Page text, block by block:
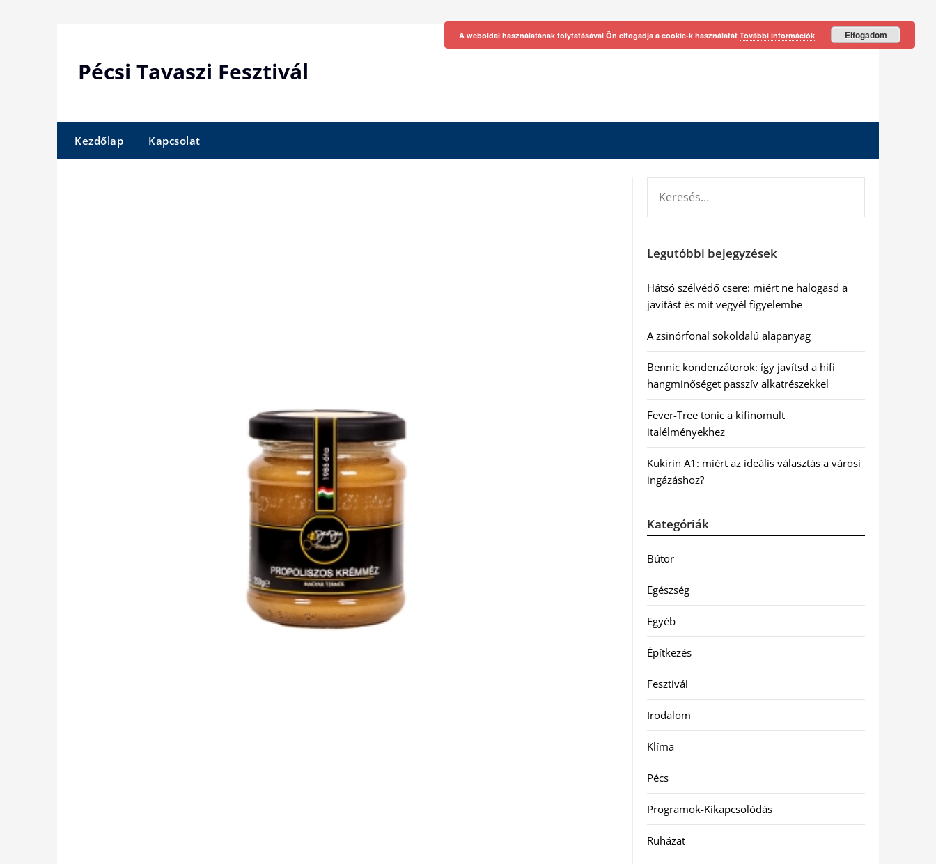
Pécsi Tavaszi Fesztivál
Kezdőlap Kapcsolat
Legutóbbi bejegyzések
Hátsó szélvédő csere: miért ne halogasd a
javítást és mit vegyél figyelembe
A zsinórfonal sokoldalú alapanyag
Bennic kondenzátorok: így javítsd a hifi
hangminőséget passzív alkatrészekkel
Fever-Tree tonic a kifinomult
italélményekhez
Kukirin A1: miért az ideális választás a városi
ingázáshoz?
Kategóriák
Bútor
Egészség
Egyéb
Építkezés
Fesztivál
Irodalom
Klíma
Pécs
Programok-Kikapcsolódás
Ruházat
A weboldal használatának folytatásával Ön elfogadja a cookie-k használatát További információk Elfogadom